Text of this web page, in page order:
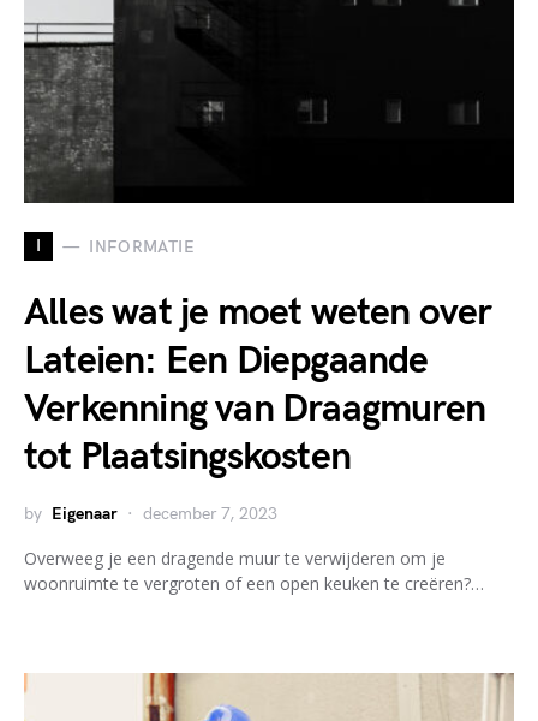
I INFORMATIE
Alles wat je moet weten over
Lateien: Een Diepgaande
Verkenning van Draagmuren
tot Plaatsingskosten
by Eigenaar december 7, 2023
Overweeg je een dragende muur te verwijderen om je
woonruimte te vergroten of een open keuken te creëren?…